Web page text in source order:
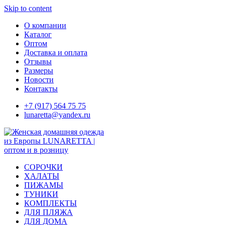
Skip to content
О компании
Каталог
Оптом
Доставка и оплата
Отзывы
Размеры
Новости
Контакты
+7 (917) 564 75 75
lunaretta@yandex.ru
СОРОЧКИ
ХАЛАТЫ
ПИЖАМЫ
ТУНИКИ
КОМПЛЕКТЫ
ДЛЯ ПЛЯЖА
ДЛЯ ДОМА